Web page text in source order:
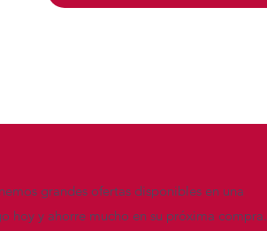
grandes ofertas disponibles en una
hoy y ahorre mucho en su próxima compra.